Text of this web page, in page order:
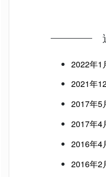
2022年1
2021年
2017年5
2017年4
2016年4
2016年2